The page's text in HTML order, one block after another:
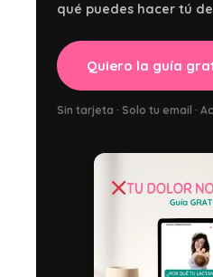
qué puedes hacer tú
Quiero la guía
Sin tarjeta · Solo tu email ·